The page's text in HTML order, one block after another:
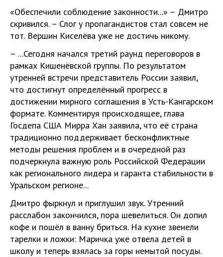
«Обеспечили соблюдение законности...» – Дмитро
скривился. – Слог у пропагандистов стал совсем не
тот. Вершин Киселёва уже не достичь никому.
– ...Сегодня начался третий раунд переговоров в
рамках Кишенёвской группы. По результатом
утренней встречи представитель России заявил,
что достигнут определённый прогресс в
достижении мирного соглашения в Усть-Кангарском
формате. Комментируя происходящее, глава
Госдепа США Мирра Хан заявила, что её страна
традиционно поддерживает бесконфликтные
методы решения проблем и в очередной раз
подчеркнула важную роль Российской Федерации
как регионального лидера и гаранта стабильности в
Уральском регионе...
Дмитро фыркнул и приглушил звук. Утренний
расслабон закончился, пора шевелиться. Он допил
кофе и пошёл в ванну бриться. На кухне звенели
тарелки и ложки: Маричка уже отвела детей в
школу и теперь взялась за горы немытой посуды.